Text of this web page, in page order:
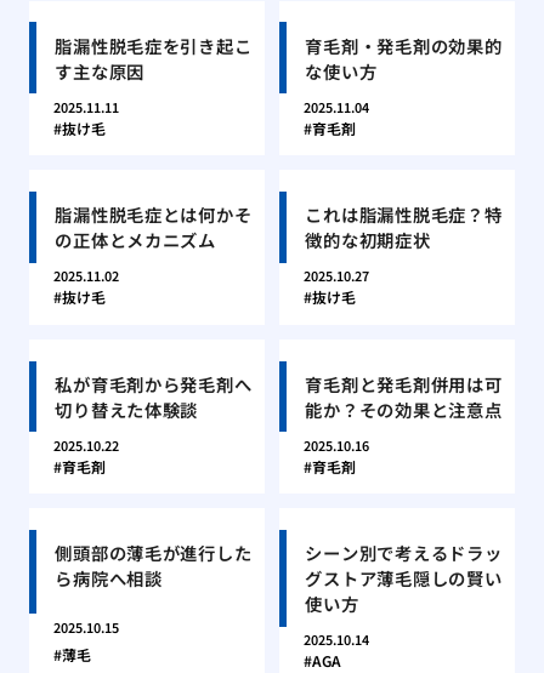
脂漏性脱毛症を引き起こ
す主な原因
2025.11.11
抜け毛
育毛剤・発毛剤の効果的
な使い方
2025.11.04
育毛剤
脂漏性脱毛症とは何かそ
の正体とメカニズム
2025.11.02
抜け毛
これは脂漏性脱毛症？特
徴的な初期症状
2025.10.27
抜け毛
私が育毛剤から発毛剤へ
切り替えた体験談
2025.10.22
育毛剤
育毛剤と発毛剤併用は可
能か？その効果と注意点
2025.10.16
育毛剤
側頭部の薄毛が進行した
ら病院へ相談
2025.10.15
薄毛
シーン別で考えるドラッ
グストア薄毛隠しの賢い
使い方
2025.10.14
AGA